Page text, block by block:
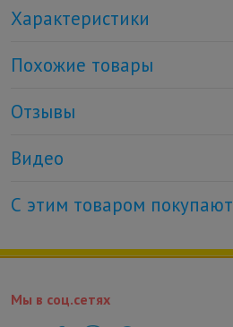
Характеристики
Похожие товары
Отзывы
Видео
С этим товаром покупают
Мы в соц.сетях